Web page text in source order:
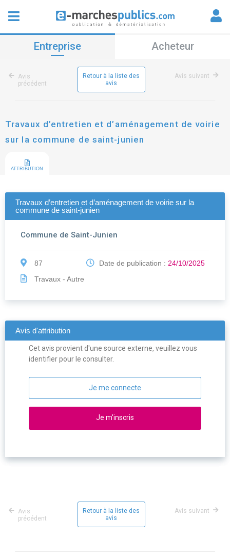
Entreprise Acheteur
Avis
précédent
Retour à la liste des
avis
Avis suivant
Travaux d’entretien et d’aménagement de voirie
sur la commune de saint-junien
ATTRIBUTION
Travaux d’entretien et d’aménagement de voirie sur la
commune de saint-junien
Commune de Saint-Junien
87
Travaux - Autre
Date de publication :24/10/2025
Avis d'attribution
Cet avis provient d'une source externe, veuillez vous
identifier pour le consulter.
Je me connecte
Je m'inscris
Avis
précédent
Retour à la liste des
avis
Avis suivant